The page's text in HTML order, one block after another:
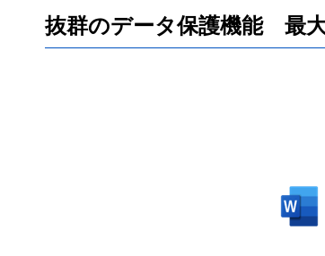
抜群のデータ保護機能 最